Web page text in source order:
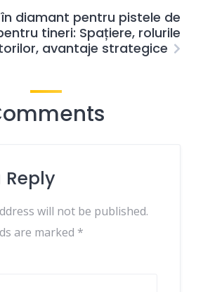
diamant pentru pistele de
tineri: Spațiere, rolurile
avantaje strategice
Reply
will not be published.
are marked *